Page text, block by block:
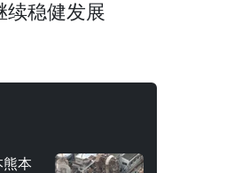
续稳健发展
本